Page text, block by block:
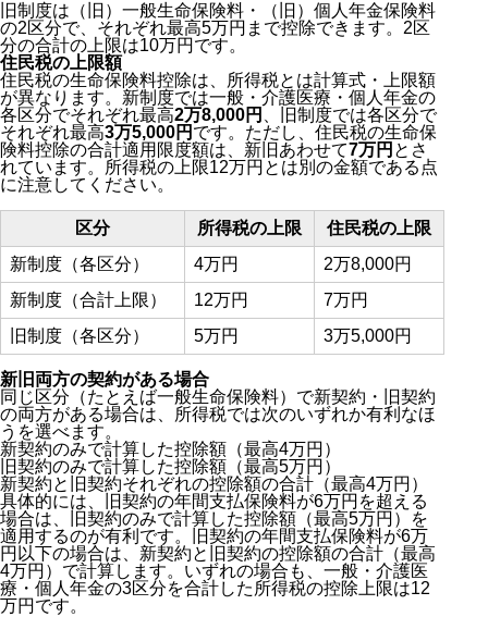
旧制度は（旧）一般生命保険料・（旧）個人年金保険料
の2区分で、それぞれ最高5万円まで控除できます。2区
分の合計の上限は10万円です。
住民税の上限額
住民税の生命保険料控除は、所得税とは計算式・上限額
が異なります。新制度では一般・介護医療・個人年金の
各区分でそれぞれ最高2万8,000円
、旧制度では各区分で
それぞれ最高3万5,000円 です。ただし、住民税の生命保
険料控除の合計適用限度額は、新旧あわせて7万円 とさ
れています。所得税の上限12万円とは別の金額である点
に注意してください。
区分 所得税の上限
住民税の上限
新制度（各区分）
4万円
2万8,000円
新制度（合計上限）
12万円
7万円
旧制度（各区分）
5万円 3万5,000円
新旧両方の契約がある場合
同じ区分（たとえば一般生命保険料）で新契約・旧契約
の両方がある場合は、所得税では次のいずれか有利なほ
うを選べます。
新契約のみで計算した控除額（最高4万円）
旧契約のみで計算した控除額（最高5万円）
新契約と旧契約それぞれの控除額の合計（最高4万円）
具体的には、旧契約の年間支払保険料が6万円を超える
場合は、旧契約のみで計算した控除額（最高5万円）を
適用するのが有利です。旧契約の年間支払保険料が6万
円以下の場合は、新契約と旧契約の控除額の合計（最高
4万円）で計算します。いずれの場合も、一般・介護医
療・個人年金の3区分を合計した所得税の控除上限は12
万円です。